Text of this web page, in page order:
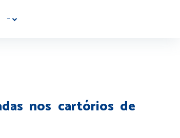
···
nos cartórios de